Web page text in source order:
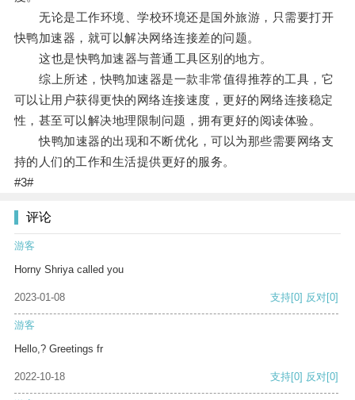
无论是工作环境、学校环境还是国外旅游，只需要打开
快鸭加速器，就可以解决网络连接差的问题。
这也是快鸭加速器与普通工具区别的地方。
综上所述，快鸭加速器是一款非常值得推荐的工具，它
可以让用户获得更快的网络连接速度，更好的网络连接稳定
性，甚至可以解决地理限制问题，拥有更好的阅读体验。
快鸭加速器的出现和不断优化，可以为那些需要网络支
持的人们的工作和生活提供更好的服务。
#3#
评论
游客
Horny Shriya called you
2023-01-08 支持[0] 反对[0]
游客
Hello,? Greetings fr
2022-10-18 支持[0] 反对[0]